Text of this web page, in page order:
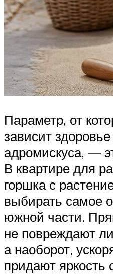
Параметр, от
зависит
адромискуса, —
В квартире для
горшка с
выбирать самое
южной части.
не повреждают
а наоборот,
придают яркость